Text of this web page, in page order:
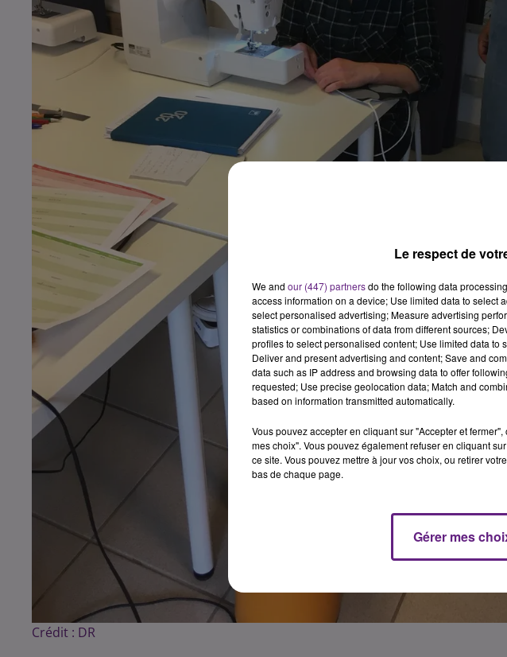
Crédit : DR
Le respect de
We and our (447) partnersdo the following data
access information on a device; Use limited data to select
select personalised advertising; Measure advertising
statistics or combinations of data from different sources;
profiles to select personalised content; Use limited data to
Deliver and present advertising and content; Save and
data such as IP address and browsing data to offer
requested; Use precise geolocation data; Match and
based on information transmitted automatically.
Vous pouvez accepter en cliquant sur "Accepter et
mes choix". Vous pouvez également refuser en cliquant
ce site. Vous pouvez mettre à jour vos choix, ou retirer
bas de chaque page.
Gérer mes